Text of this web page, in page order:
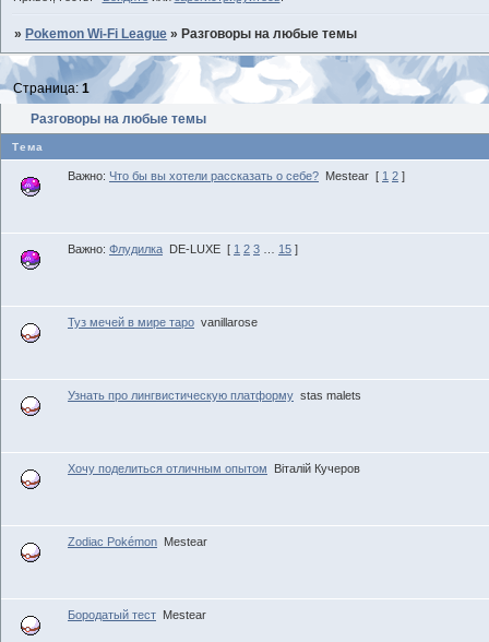
» Pokemon Wi-Fi League » Разговоры на любые темы
Разговоры на любые темы
Страница:1
Тема
Важно: Что бы вы хотели рассказать о себе? Mestear [ 1 2 ]
Важно: Флудилка DE-LUXE [ 1 2 3 15 ]
Туз мечей в мире таро vanillarose
Узнать про лингвистическую платформу stas malets
Хочу поделиться отличным опытом Віталій Кучеров
Zodiac Pokémon Mestear
Бородатый тест Mestear